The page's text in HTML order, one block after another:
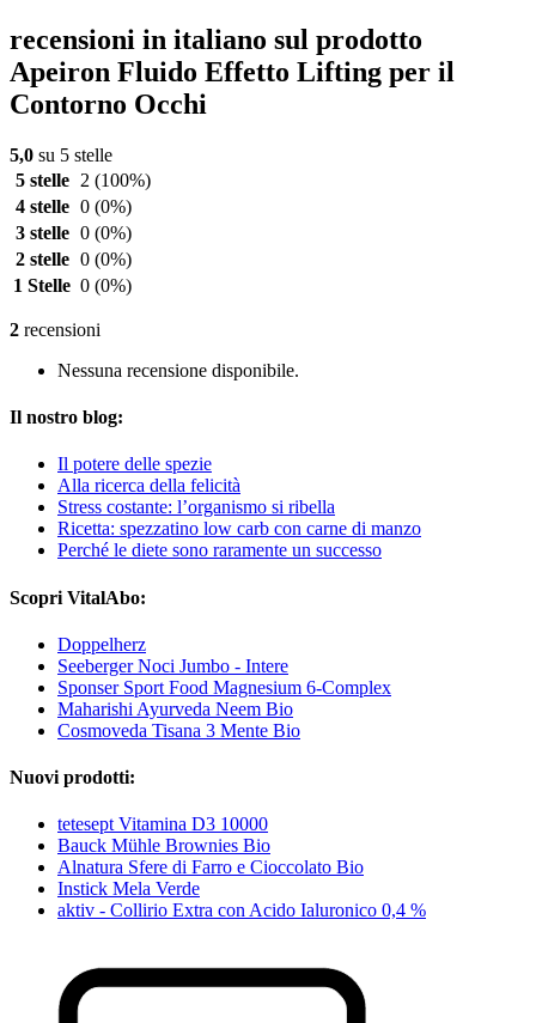
recensioni in italiano sul prodotto
Apeiron Fluido Effetto Lifting per il
Contorno Occhi
5,0 su 5 stelle
5 stelle
2 (100%)
4 stelle 0 (0%)
3 stelle 0 (0%)
2 stelle 0 (0%)
1 Stelle 0 (0%)
2 recensioni
Nessuna recensione disponibile.
Il nostro blog:
Il potere delle spezie
Alla ricerca della felicità
Stress costante: l’organismo si ribella
Ricetta: spezzatino low carb con carne di manzo
Perché le diete sono raramente un successo
Scopri VitalAbo:
Doppelherz
Seeberger Noci Jumbo - Intere
Sponser Sport Food Magnesium 6-Complex
Maharishi Ayurveda Neem Bio
Cosmoveda Tisana 3 Mente Bio
Nuovi prodotti:
tetesept Vitamina D3 10000
Bauck Mühle Brownies Bio
Alnatura Sfere di Farro e Cioccolato Bio
Instick Mela Verde
aktiv - Collirio Extra con Acido Ialuronico 0,4 %